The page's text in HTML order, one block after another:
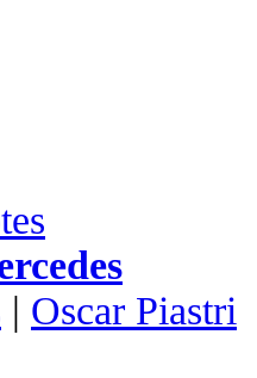
| Oscar Piastri